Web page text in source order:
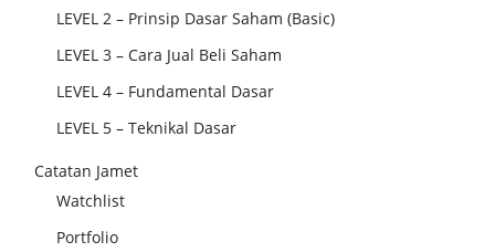
LEVEL 2 – Prinsip Dasar Saham (Basic)
LEVEL 3 – Cara Jual Beli Saham
LEVEL 4 – Fundamental Dasar
LEVEL 5 – Teknikal Dasar
Catatan Jamet
Watchlist
Portfolio